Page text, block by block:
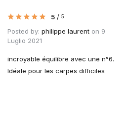
5 / 5
Posted by: philippe laurent on 9
Luglio 2021
incroyable équilibre avec une n°6.
Idéale pour les carpes difficiles